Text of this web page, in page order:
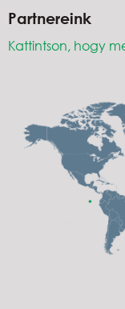
Partnereink
Kattintson, hogy